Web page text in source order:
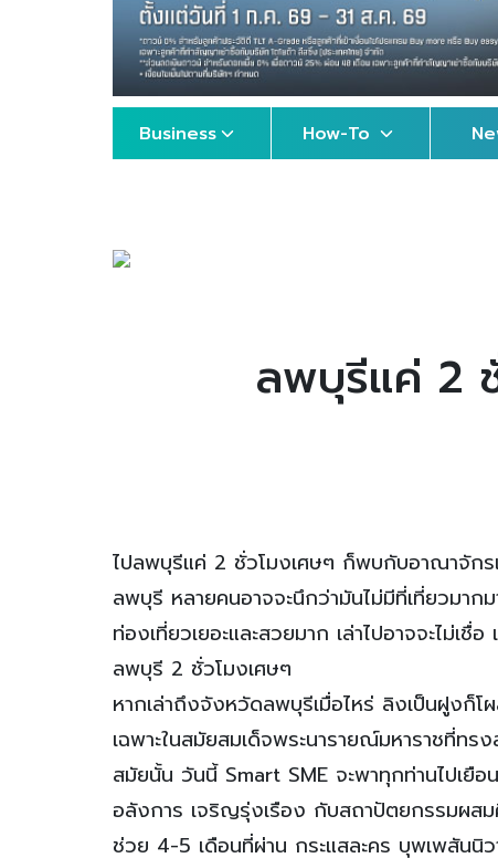
Business How-To
ลพบุรีแค่ 2
ไปลพบุรีแค่ 2 ชั่วโมงเศษๆ ก็พบกับอาณาจักร
ลพบุรี หลายคนอาจจะนึกว่ามันไม่มีที่เที่ยวมา
ท่องเที่ยวเยอะและสวยมาก เล่าไปอาจจะไม่เ
ลพบุรี 2 ชั่วโมงเศษๆ
หากเล่าถึงจังหวัดลพบุรีเมื่อไหร่ ลิงเป็นฝูงก็
เฉพาะในสมัยสมเด็จพระนารายณ์มหาราชที่ท
สมัยนั้น วันนี้ Smart SME จะพาทุกท่านไปเยื
อลังการ เจริญรุ่งเรือง กับสถาปัตยกรรมผส
ช่วย 4-5 เดือนที่ผ่าน กระแสละคร บุพเพสันนิว